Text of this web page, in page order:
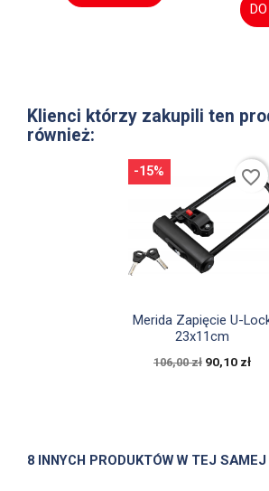
Klienci którzy zakupili ten
również:
Szybki podgląd
Merida Zapięcie U-
23x11cm
106,00 zł 90,10 zł
-15% favorite_border
8 INNYCH PRODUKTÓW W TEJ